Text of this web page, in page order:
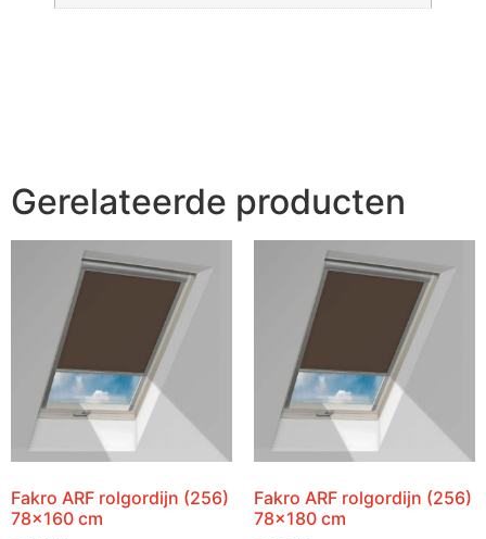
Gerelateerde producten
Fakro ARF rolgordijn (256)
78×160 cm
Fakro ARF rolgordijn (256)
78×180 cm